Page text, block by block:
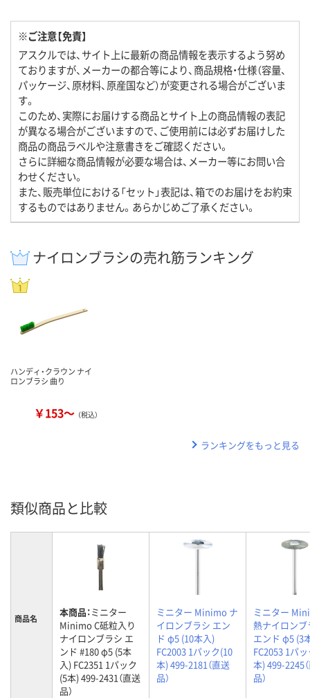
※ご注意【免責】
アスクルでは、サイト上に最新の商品情報を表示するよう努め
ておりますが、メーカーの都合等により、商品規格・仕様（容量、
パッケージ、原材料、原産国など）が変更される場合がございま
す。
このため、実際にお届けする商品とサイト上の商品情報の表記
が異なる場合がございますので、ご使用前には必ずお届けした
商品の商品ラベルや注意書きをご確認ください。
さらに詳細な商品情報が必要な場合は、メーカー等にお問い合
わせください。
また、販売単位における「セット」表記は、箱でのお届けをお約束
するものではありません。あらかじめご了承ください。
ナイロンブラシの売れ筋ランキング
ハンディ・クラウン ナイ
ロンブラシ 曲り
￥153～ （税込）
ランキングをもっと見る
類似商品と比較
商品名 本商品：ミニター
Minimo C砥粒入り
ナイロンブラシ エ
ンド #180 φ5 (5本
入) FC2351 1パック
(5本) 499-2431（直送
品）
ミニター Minimo ナ
イロンブラシ エン
ド φ5 (10本入)
FC2003 1パック(10
本) 499-2181（直送
品）
ミニター
熱ナイロンブ
エンド φ5 (3
FC2053 1パ
本) 499-2245
品）